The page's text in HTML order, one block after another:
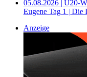
05.08.2026 | U20-
Eugene Tag 1 | Die
Anzeige